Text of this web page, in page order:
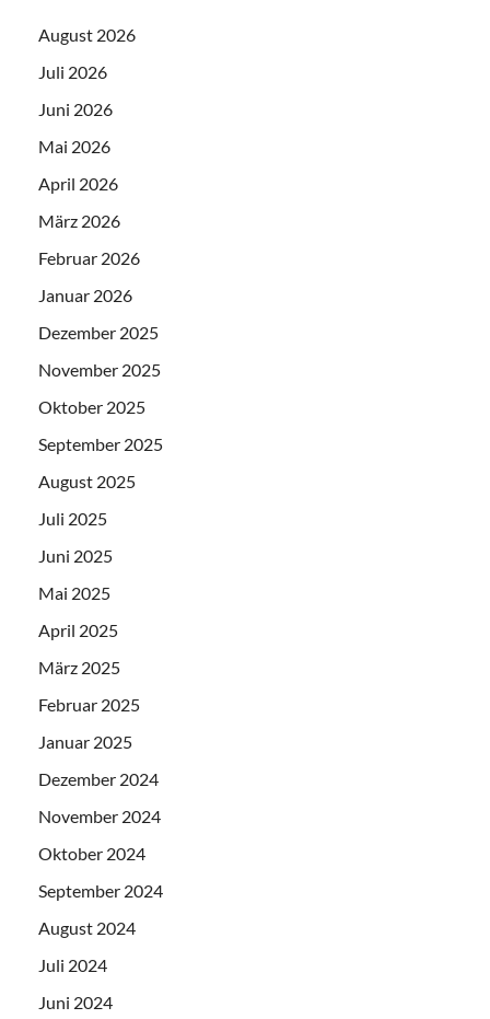
August 2026
Juli 2026
Juni 2026
Mai 2026
April 2026
März 2026
Februar 2026
Januar 2026
Dezember 2025
November 2025
Oktober 2025
September 2025
August 2025
Juli 2025
Juni 2025
Mai 2025
April 2025
März 2025
Februar 2025
Januar 2025
Dezember 2024
November 2024
Oktober 2024
September 2024
August 2024
Juli 2024
Juni 2024